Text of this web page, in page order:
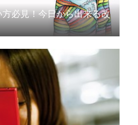
必見！今日から出来る改